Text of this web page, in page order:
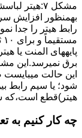
مشکل
بهمنظور اﻓﺰاﯾﺶ
پایههای اﻟﻤﻨﺖ یا
ﺑﺮق نمیرسد.اﯾﻦ
این حالت میبایست
شود؛ ﯾﺎ ﺳﯿﻢ راﺑﻂ
ﻫﯿﺘﺮ)ﻗﻄﻊ اﺳﺖ،ﮐﻪ
چه کار کنیم به